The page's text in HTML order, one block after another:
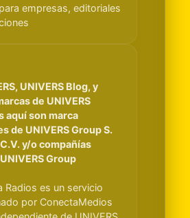
empresas, editoriales
UNIVERS Blog, y
de UNIVERS
aquí son marca
de UNIVERS Group S.
y/o compañías
Group
Radios es un servicio
por ConectaMedios